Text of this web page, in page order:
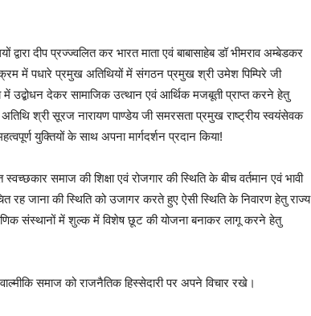
दीप प्रज्ज्वलित कर भारत माता एवं बाबासाहेब डॉ भीमराव अम्बेडकर
में पधारे प्रमुख अतिथियों में संगठन प्रमुख श्री उमेश पिम्पिरे जी
में उद्बोधन देकर सामाजिक उत्थान एवं आर्थिक मजबूती प्राप्त करने हेतु
श्री सूरज नारायण पाण्डेय जी समरसता प्रमुख राष्ट्रीय स्वयंसेवक
युक्तियों के साथ अपना मार्गदर्शन प्रदान किया!
समाज की शिक्षा एवं रोजगार की स्थिति के बीच वर्तमान एवं भावी
जाना की स्थिति को उजागर करते हुए ऐसी स्थिति के निवारण हेतु राज्य
संस्थानों में शुल्क में विशेष छूट की योजना बनाकर लागू करने हेतु
समाज को राजनैतिक हिस्सेदारी पर अपने विचार रखे।